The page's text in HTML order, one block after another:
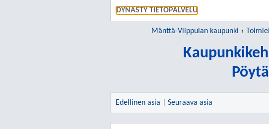
DYNASTY TIETOPALVELU
Mänttä-Vilppulan kaupunki
Edellinen asia Seuraava asia